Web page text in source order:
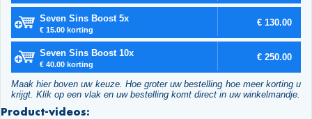
Seven Sins Boost 5x
€ 15.00 korting
€ 130.00
Seven Sins Boost 10x
€ 40.00 korting
€ 250.00
Maak hier boven uw keuze. Hoe groter uw bestelling hoe meer korting u
krijgt. Klik op een vlak en uw bestelling komt direct in uw winkelmandje.
Product-videos: